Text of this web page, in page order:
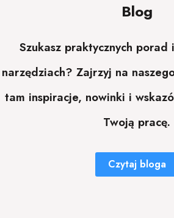
Blog
Szukasz praktycznych
narzędziach? Zajrzyj na
tam inspiracje, nowinki i
Twoją pracę.
Czytaj bloga